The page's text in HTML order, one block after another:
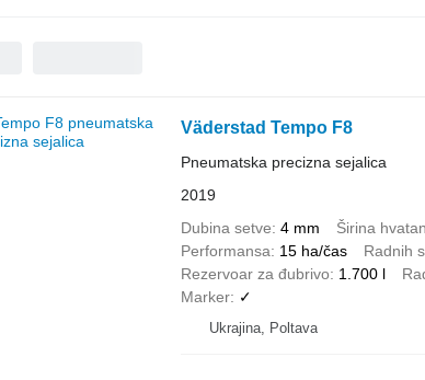
Väderstad Tempo F8
Pneumatska precizna sejalica
2019
Dubina setve 4 mm Širina
Performansa
15 ha/čas Radnih
Rezervoar za đubrivo
1.700 l
Marker
✓
Ukrajina, Poltava